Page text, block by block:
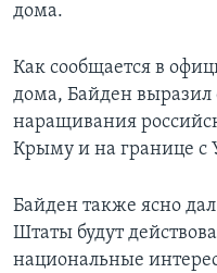
дома.
Как сообщается в
дома, Байден выразил
наращивания
Крыму и на границе с
Байден также ясно
Штаты будут
национальные